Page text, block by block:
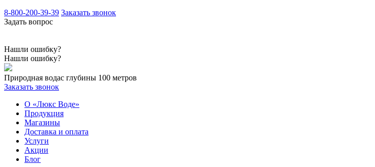
8-800-200-39-39 Заказать звонок
Задать вопрос
Нашли ошибку?
Нашли ошибку?
Природная водас глубины 100 метров
Заказать звонок
О «Люкс Воде»
Продукция
Магазины
Доставка и оплата
Услуги
Акции
Блог